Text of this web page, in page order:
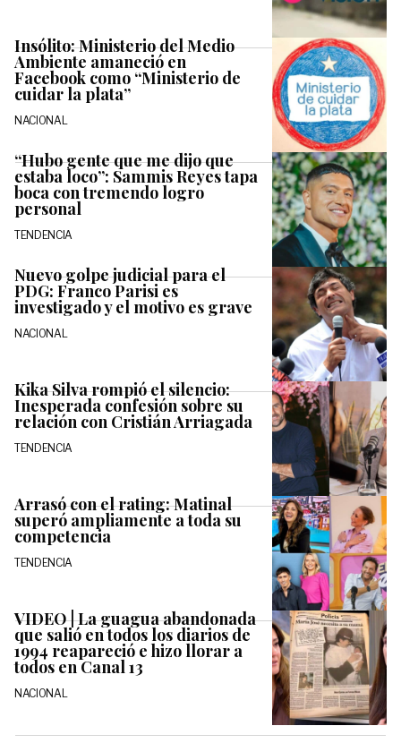
Insólito: Ministerio del Medio
Ambiente amaneció en
Facebook como “Ministerio de
cuidar la plata”
NACIONAL
“Hubo gente que me dijo que
estaba loco”: Sammis Reyes tapa
boca con tremendo logro
personal
TENDENCIA
Nuevo golpe judicial para el
PDG: Franco Parisi es
investigado y el motivo es grave
NACIONAL
Kika Silva rompió el silencio:
Inesperada confesión sobre su
relación con Cristián Arriagada
TENDENCIA
Arrasó con el rating: Matinal
superó ampliamente a toda su
competencia
TENDENCIA
VIDEO | La guagua abandonada
que salió en todos los diarios de
1994 reapareció e hizo llorar a
todos en Canal 13
NACIONAL